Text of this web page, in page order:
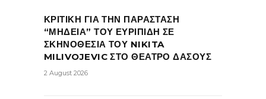
ΚΡΙΤΙΚΗ ΓΙΑ ΤΗΝ ΠΑΡΑΣΤΑΣΗ
“ΜΗΔΕΙΑ” ΤΟΥ ΕΥΡΙΠΙΔΗ ΣΕ
ΣΚΗΝΟΘΕΣΙΑ ΤΟΥ NIKITA
MILIVOJEVIC ΣΤΟ ΘΕΑΤΡΟ ΔΑΣΟΥΣ
2 August 2026